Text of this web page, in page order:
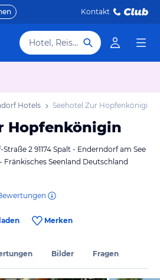
Kontakt
Hotel, Reiseziel
Hotels Seehotel Zur Hopfenkönigin
Hopfenkönigin
2 91174 Spalt - Enderndorf am See
Seenland Deutschland
Merken
Bilder Fragen